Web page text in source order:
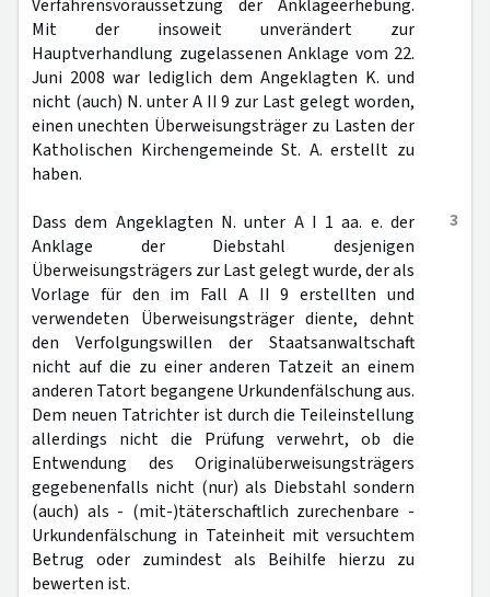
Verfahrensvoraussetzung der Anklageerhebung.
Mit der insoweit unverändert zur
Hauptverhandlung zugelassenen Anklage vom 22.
Juni 2008 war lediglich dem Angeklagten K. und
nicht (auch) N. unter A II 9 zur Last gelegt worden,
einen unechten Überweisungsträger zu Lasten der
Katholischen Kirchengemeinde St. A. erstellt zu
haben.
3
Dass dem Angeklagten N. unter A I 1 aa. e. der
Anklage der Diebstahl desjenigen
Überweisungsträgers zur Last gelegt wurde, der als
Vorlage für den im Fall A II 9 erstellten und
verwendeten Überweisungsträger diente, dehnt
den Verfolgungswillen der Staatsanwaltschaft
nicht auf die zu einer anderen Tatzeit an einem
anderen Tatort begangene Urkundenfälschung aus.
Dem neuen Tatrichter ist durch die Teileinstellung
allerdings nicht die Prüfung verwehrt, ob die
Entwendung des Originalüberweisungsträgers
gegebenenfalls nicht (nur) als Diebstahl sondern
(auch) als - (mit-)täterschaftlich zurechenbare -
Urkundenfälschung in Tateinheit mit versuchtem
Betrug oder zumindest als Beihilfe hierzu zu
bewerten ist.